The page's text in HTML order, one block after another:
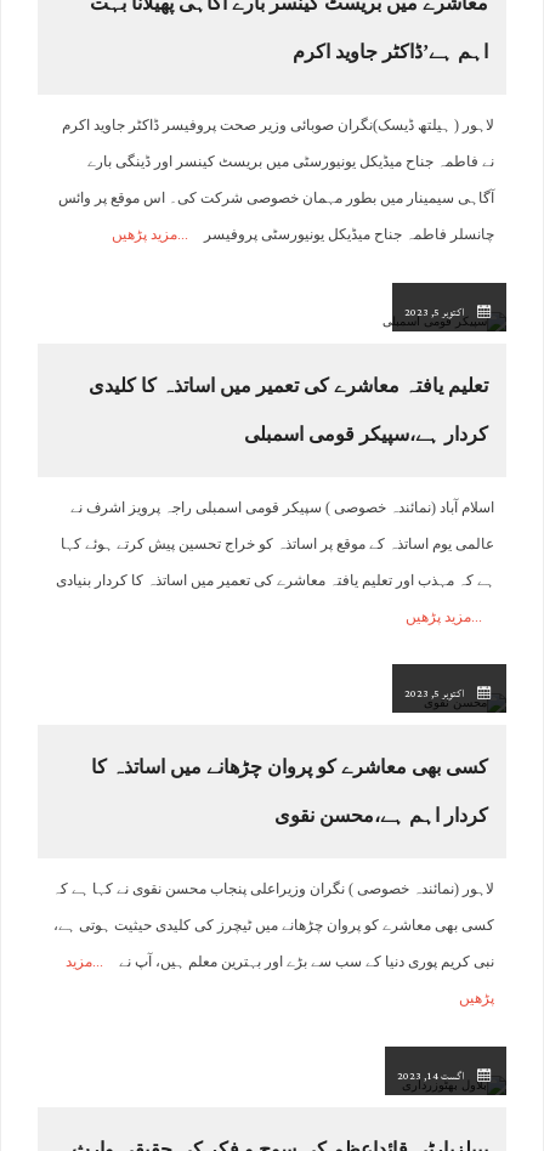
اہم ہے’ڈاکٹر جاوید اکرم
لاہور ( ہیلتھ ڈیسک)نگران صوبائی وزیر صحت پروفیسر ڈاکٹر جاوید اکرم
نے فاطمہ جناح میڈیکل یونیورسٹی میں بریسٹ کینسر اور ڈینگی بارے
آگاہی سیمینار میں بطور مہمان خصوصی شرکت کی۔ اس موقع پر وائس
چانسلر فاطمہ جناح میڈیکل یونیورسٹی پروفیسر مزید پڑھیں
اکتوبر 5, 2023
تعلیم یافتہ معاشرے کی تعمیر میں اساتذہ کا کلیدی
کردار ہے،سپیکر قومی اسمبلی
اسلام آباد (نمائندہ خصوصی ) سپیکر قومی اسمبلی راجہ پرویز اشرف نے
عالمی یوم اساتذہ کے موقع پر اساتذہ کو خراج تحسین پیش کرتے ہوئے کہا
ہے کہ مہذب اور تعلیم یافتہ معاشرے کی تعمیر میں اساتذہ کا کردار بنیادی
مزید پڑھیں
اکتوبر 5, 2023
کسی بھی معاشرے کو پروان چڑھانے میں اساتذہ کا
کردار اہم ہے،محسن نقوی
لاہور (نمائندہ خصوصی ) نگران وزیراعلی پنجاب محسن نقوی نے کہا ہے کہ
کسی بھی معاشرے کو پروان چڑھانے میں ٹیچرز کی کلیدی حیثیت ہوتی ہے،
نبی کریم پوری دنیا کے سب سے بڑے اور بہترین معلم ہیں، آپ نے مزید
پڑھیں
اگست 14, 2023